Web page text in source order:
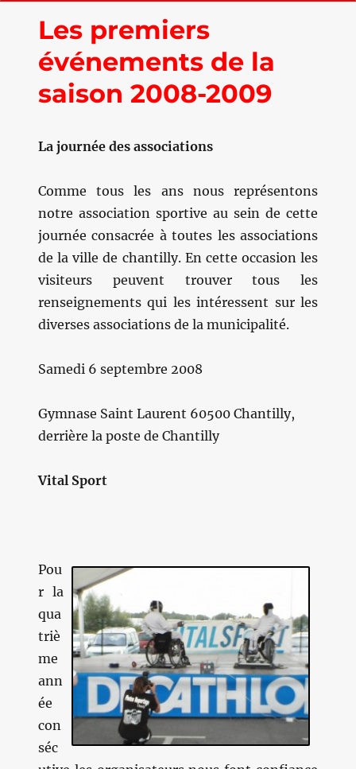
Les premiers
événements de la
saison 2008-2009
La journée des associations
Comme tous les ans nous représentons
notre association sportive au sein de cette
journée consacrée à toutes les associations
de la ville de chantilly. En cette occasion les
visiteurs peuvent trouver tous les
renseignements qui les intéressent sur les
diverses associations de la municipalité.
Samedi 6 septembre 2008
Gymnase Saint Laurent 60500 Chantilly,
derrière la poste de Chantilly
Vital Sport
Pou
r la
qua
triè
me
ann
ée
con
séc